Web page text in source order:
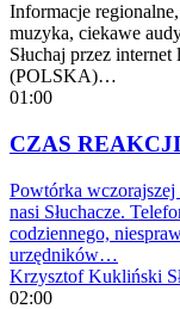
Informacje
muzyka, ciekawe
Słuchaj przez
(POLSKA)…
01:00
CZAS REAKCJI
Powtórka wczorajszej
nasi Słuchacze.
codziennego,
urzędników…
Krzysztof Kukliński
02:00